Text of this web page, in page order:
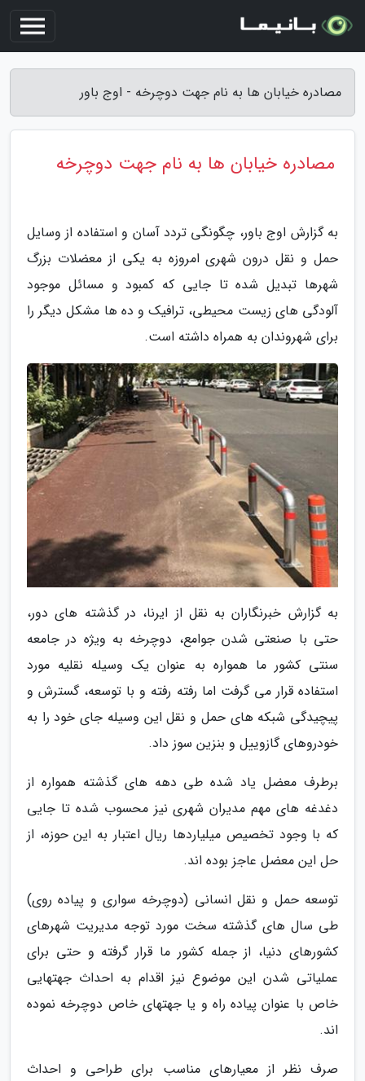
مصادره خیابان ها به نام جهت دوچرخه - اوج باور
مصادره خیابان ها به نام جهت دوچرخه
به گزارش اوج باور، چگونگی تردد آسان و استفاده از وسایل
حمل و نقل درون شهری امروزه به یکی از معضلات بزرگ
شهرها تبدیل شده تا جایی که کمبود و مسائل موجود
آلودگی های زیست محیطی، ترافیک و ده ها مشکل دیگر را
برای شهروندان به همراه داشته است.
به گزارش خبرنگاران به نقل از ایرنا، در گذشته های دور،
حتی با صنعتی شدن جوامع، دوچرخه به ویژه در جامعه
سنتی کشور ما همواره به عنوان یک وسیله نقلیه مورد
استفاده قرار می گرفت اما رفته رفته و با توسعه، گسترش و
پیچیدگی شبکه های حمل و نقل این وسیله جای خود را به
خودروهای گازوییل و بنزین سوز داد.
برطرف معضل یاد شده طی دهه های گذشته همواره از
دغدغه های مهم مدیران شهری نیز محسوب شده تا جایی
که با وجود تخصیص میلیاردها ریال اعتبار به این حوزه، از
حل این معضل عاجز بوده اند.
توسعه حمل و نقل انسانی (دوچرخه سواری و پیاده روی)
طی سال های گذشته سخت مورد توجه مدیریت شهرهای
کشورهای دنیا، از جمله کشور ما قرار گرفته و حتی برای
عملیاتی شدن این موضوع نیز اقدام به احداث جهتهایی
خاص با عنوان پیاده راه و یا جهتهای خاص دوچرخه نموده
اند.
صرف نظر از معیارهای مناسب برای طراحی و احداث